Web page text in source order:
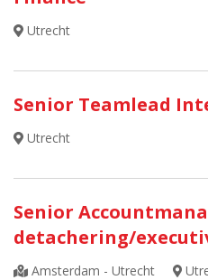
Utrecht
Senior Teamlead
Utrecht
Senior
detachering/
Amsterdam - Utrecht